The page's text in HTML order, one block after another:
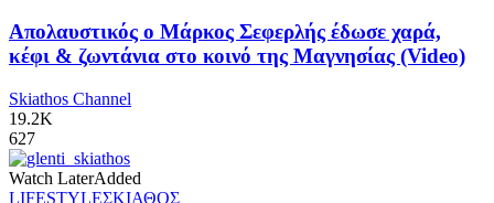
Απολαυστικός ο Μάρκος Σεφερλής έδωσε χαρά,
κέφι & ζωντάνια στο κοινό της Μαγνησίας (Video)
Skiathos Channel
19.2K
627
Watch LaterAdded
LIFESTYLEΣΚΙΑΘΟΣ